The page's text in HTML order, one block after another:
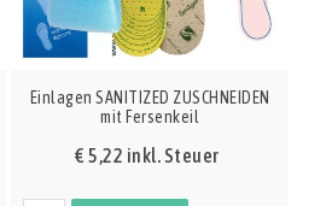
Einlagen SANITIZED ZUSCHNEIDEN
mit Fersenkeil
€ 5,22 inkl. Steuer